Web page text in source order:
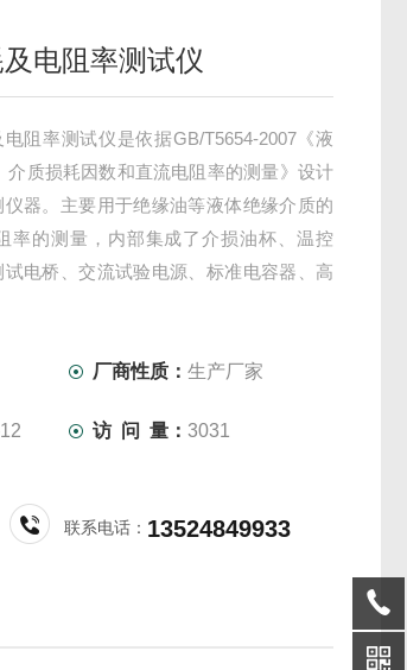
电阻率测试仪
阻率测试仪是依据GB/T5654-2007《液
介质损耗因数和直流电阻率的测量》设计
器。主要用于绝缘油等液体绝缘介质的
率的测量，内部集成了介损油杯、温控
电桥、交流试验电源、标准电容器、高
厂商性质：生产厂家
访 问 量：3031
联系电话： 13524849933